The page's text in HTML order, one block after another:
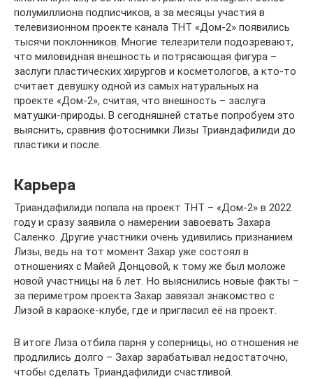
полумиллиона подписчиков, а за месяцы участия в
телевизионном проекте канала ТНТ «Дом-2» появились
тысячи поклонников. Многие телезрители подозревают,
что миловидная внешность и потрясающая фигура –
заслуги пластических хирургов и косметологов, а кто-то
считает девушку одной из самых натуральных на
проекте «Дом-2», считая, что внешность – заслуга
матушки-природы. В сегодняшней статье попробуем это
выяснить, сравнив фотоснимки Лизы Триандафилиди до
пластики и после.
Карьера
Триандафилиди попала на проект ТНТ – «Дом-2» в 2022
году и сразу заявила о намерении завоевать Захара
Саленко. Другие участники очень удивились признанием
Лизы, ведь на тот момент Захар уже состоял в
отношениях с Майей Донцовой, к тому же был моложе
новой участницы на 6 лет. Но выяснились новые факты –
за периметром проекта Захар завязал знакомство с
Лизой в караоке-клубе, где и пригласил её на проект.
В итоге Лиза отбила парня у соперницы, но отношения не
продлились долго – Захар зарабатывал недостаточно,
чтобы сделать Триандафилиди счастливой.